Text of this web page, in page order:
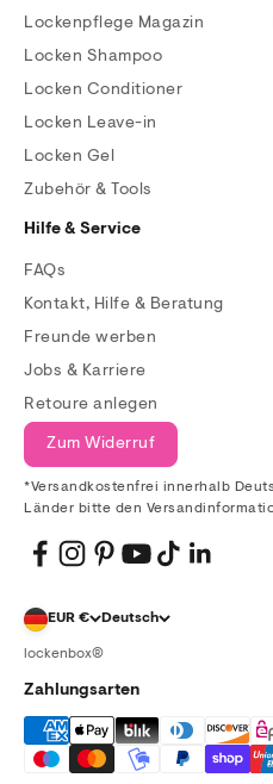
Lockenpflege Magazin
Locken Shampoo
Locken Conditioner
Locken Leave-in
Locken Gel
Zubehör & Tools
Hilfe & Service
FAQs
Kontakt, Hilfe & Beratung
Freunde werben
Jobs & Karriere
Retoure anlegen
Zum Widerruf
*Versandkostenfrei innerhalb
Länder bitte den
EUR € Deutsch
lockenbox®
Zahlungsarten